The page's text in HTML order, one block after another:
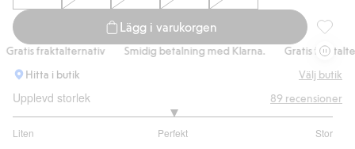
Lägg i varukorgen
fraktalternativ Smidig betalning med Klarna.
Gratis
Hitta i butik
Välj butik
Upplevd storlek
Liten Perfekt Stor
utav
89 recensioner